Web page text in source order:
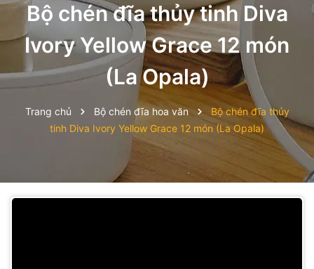
Bộ chén đĩa thủy tinh Diva
Ivory Yellow Grace 12 món
(La Opala)
Trang chủ Bộ chén đĩa hoa văn
Bộ chén đĩa thủy
tinh Diva Ivory Yellow Grace 12 món (La Opala)